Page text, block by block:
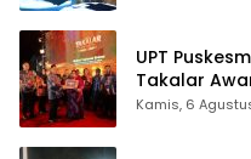
UPT
Takalar
Hadirkan
Kamis, 6